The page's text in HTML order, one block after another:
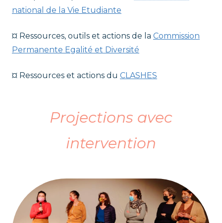
national de la Vie Etudiante
¤ Ressources, outils et actions de la Commission
Permanente Egalité et Diversité
¤ Ressources et actions du CLASHES
Projections avec
intervention